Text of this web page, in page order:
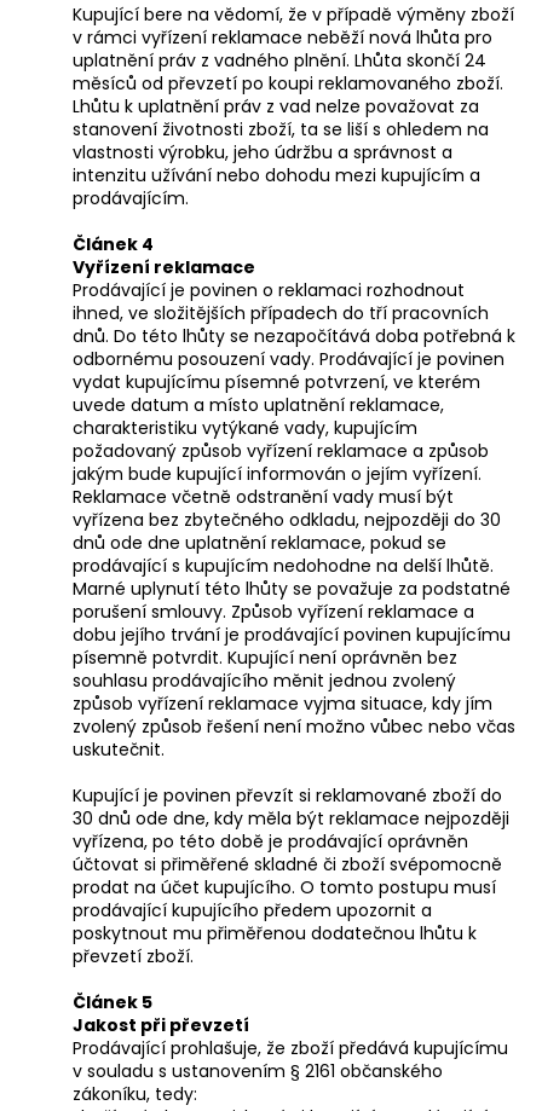
Kupující bere na vědomí, že v případě výměny zboží
v rámci vyřízení reklamace neběží nová lhůta pro
uplatnění práv z vadného plnění. Lhůta skončí 24
měsíců od převzetí po koupi reklamovaného zboží.
Lhůtu k uplatnění práv z vad nelze považovat za
stanovení životnosti zboží, ta se liší s ohledem na
vlastnosti výrobku, jeho údržbu a správnost a
intenzitu užívání nebo dohodu mezi kupujícím a
prodávajícím.
Článek 4
Vyřízení reklamace
Prodávající je povinen o reklamaci rozhodnout
ihned, ve složitějších případech do tří pracovních
dnů. Do této lhůty se nezapočítává doba potřebná k
odbornému posouzení vady. Prodávající je povinen
vydat kupujícímu písemné potvrzení, ve kterém
uvede datum a místo uplatnění reklamace,
charakteristiku vytýkané vady, kupujícím
požadovaný způsob vyřízení reklamace a způsob
jakým bude kupující informován o jejím vyřízení.
Reklamace včetně odstranění vady musí být
vyřízena bez zbytečného odkladu, nejpozději do 30
dnů ode dne uplatnění reklamace, pokud se
prodávající s kupujícím nedohodne na delší lhůtě.
Marné uplynutí této lhůty se považuje za podstatné
porušení smlouvy. Způsob vyřízení reklamace a
dobu jejího trvání je prodávající povinen kupujícímu
písemně potvrdit. Kupující není oprávněn bez
souhlasu prodávajícího měnit jednou zvolený
způsob vyřízení reklamace vyjma situace, kdy jím
zvolený způsob řešení není možno vůbec nebo včas
uskutečnit.
Kupující je povinen převzít si reklamované zboží do
30 dnů ode dne, kdy měla být reklamace nejpozději
vyřízena, po této době je prodávající oprávněn
účtovat si přiměřené skladné či zboží svépomocně
prodat na účet kupujícího. O tomto postupu musí
prodávající kupujícího předem upozornit a
poskytnout mu přiměřenou dodatečnou lhůtu k
převzetí zboží.
Článek 5
Jakost při převzetí
Prodávající prohlašuje, že zboží předává kupujícímu
v souladu s ustanovením § 2161 občanského
zákoníku, tedy: